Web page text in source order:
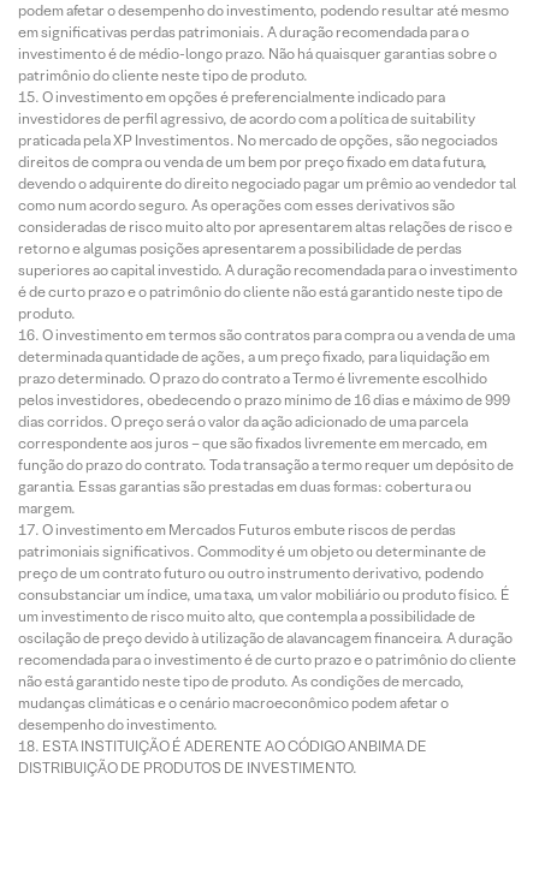
podem afetar o desempenho do investimento, podendo resultar até mesmo
em significativas perdas patrimoniais. A duração recomendada para o
investimento é de médio-longo prazo. Não há quaisquer garantias sobre o
patrimônio do cliente neste tipo de produto.
O investimento em opções é preferencialmente indicado para
investidores de perfil agressivo, de acordo com a política de suitability
praticada pela XP Investimentos. No mercado de opções, são negociados
direitos de compra ou venda de um bem por preço fixado em data futura,
devendo o adquirente do direito negociado pagar um prêmio ao vendedor tal
como num acordo seguro. As operações com esses derivativos são
consideradas de risco muito alto por apresentarem altas relações de risco e
retorno e algumas posições apresentarem a possibilidade de perdas
superiores ao capital investido. A duração recomendada para o investimento
é de curto prazo e o patrimônio do cliente não está garantido neste tipo de
produto.
O investimento em termos são contratos para compra ou a venda de uma
determinada quantidade de ações, a um preço fixado, para liquidação em
prazo determinado. O prazo do contrato a Termo é livremente escolhido
pelos investidores, obedecendo o prazo mínimo de 16 dias e máximo de 999
dias corridos. O preço será o valor da ação adicionado de uma parcela
correspondente aos juros – que são fixados livremente em mercado, em
função do prazo do contrato. Toda transação a termo requer um depósito de
garantia. Essas garantias são prestadas em duas formas: cobertura ou
margem.
O investimento em Mercados Futuros embute riscos de perdas
patrimoniais significativos. Commodity é um objeto ou determinante de
preço de um contrato futuro ou outro instrumento derivativo, podendo
consubstanciar um índice, uma taxa, um valor mobiliário ou produto físico. É
um investimento de risco muito alto, que contempla a possibilidade de
oscilação de preço devido à utilização de alavancagem financeira. A duração
recomendada para o investimento é de curto prazo e o patrimônio do cliente
não está garantido neste tipo de produto. As condições de mercado,
mudanças climáticas e o cenário macroeconômico podem afetar o
desempenho do investimento.
ESTA INSTITUIÇÃO É ADERENTE AO CÓDIGO ANBIMA DE
DISTRIBUIÇÃO DE PRODUTOS DE INVESTIMENTO.